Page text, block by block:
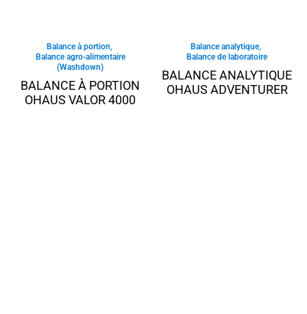
Balance à portion,
Balance agro-alimentaire
(Washdown)
BALANCE À PORTION
OHAUS VALOR 4000
Balance analytique,
Balance de laboratoire
BALANCE ANALYTIQUE
OHAUS ADVENTURER